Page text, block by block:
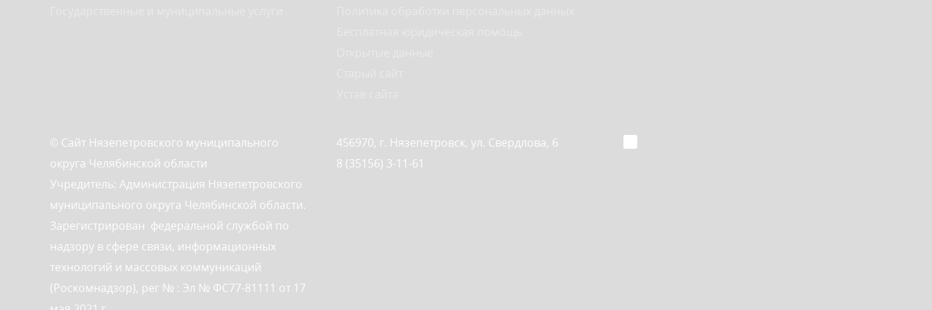
© Сайт Нязепетровского муниципального
округа Челябинской области
Учредитель: Администрация Нязепетровского
муниципального округа Челябинской области.
Зарегистрирован федеральной службой по
надзору в сфере связи, информационных
технологий и массовых коммуникаций
(Роскомнадзор), рег № : Эл № ФС77-81111 от 17
456970, г. Нязепетровск, ул. Свердлова, 6
8 (35156) 3-11-61